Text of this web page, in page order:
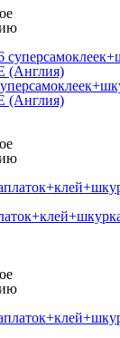
(Англия)